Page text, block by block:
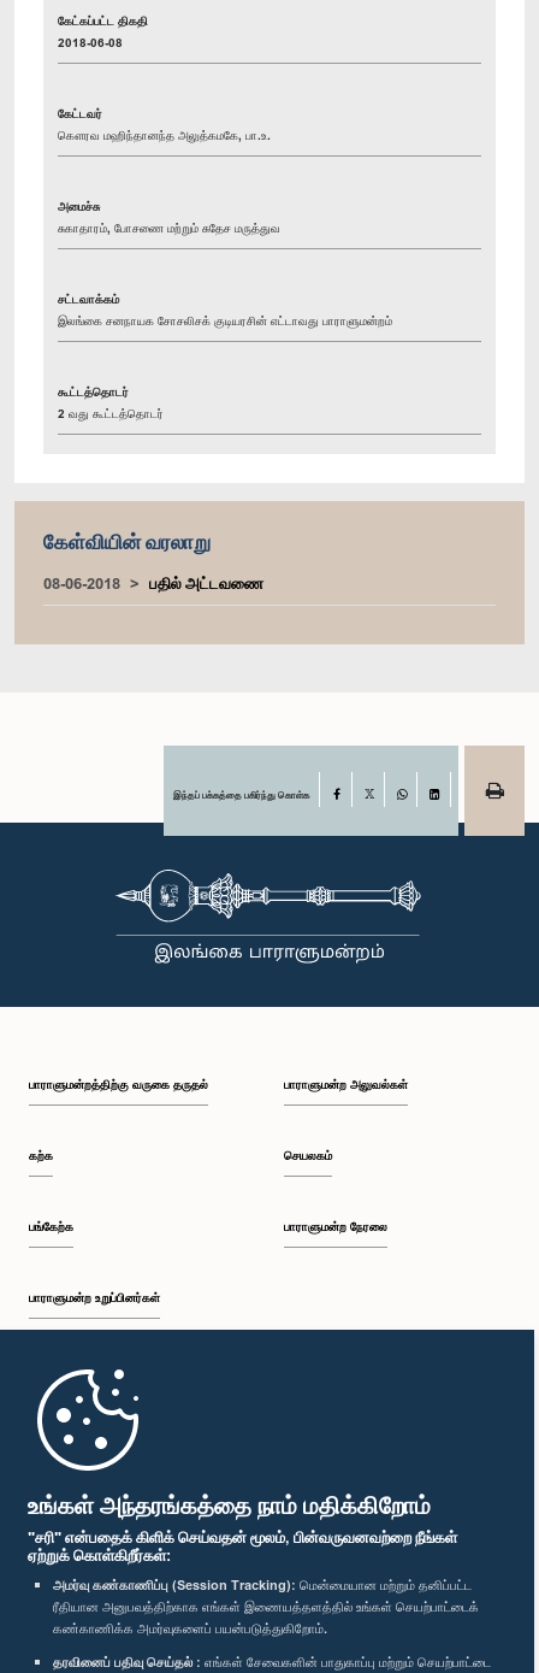
உங்கள் அந்தரங்கத்தை நாம் மதிக்கிறோம்
"சரி" என்பதைக் கிளிக் செய்வதன் மூலம், பின்வருவனவற்றை நீங்கள்
ஏற்றுக் கொள்கிறீர்கள்:
அமர்வு கண்காணிப்பு (Session Tracking): மென்மையான மற்றும் தனிப்பட்ட
ரீதியான அனுபவத்திற்காக எங்கள் இணையத்தளத்தில் உங்கள் செயற்பாட்டைக்
கண்காணிக்க அமர்வுகளைப் பயன்படுத்துகிறோம்.
தரவினைப் பதிவு செய்தல் : எங்கள் சேவைகளின் பாதுகாப்பு மற்றும் செயற்பாட்டை
கேட்கப்பட்ட திகதி
2018-06-08
கேட்டவர்
கௌரவ மஹிந்தானந்த அலுத்கமகே, பா.உ.
அமைச்சு
சுகாதாரம், போசணை மற்றும் சுதேச மருத்துவ
சட்டவாக்கம்
இலங்கை சனநாயக சோசலிசக் குடியரசின் எட்டாவது பாராளுமன்றம்
கூட்டத்தொடர்
2 வது கூட்டத்தொடர்
கேள்வியின் வரலாறு
08-06-2018 பதில் அட்டவணை
இந்தப் பக்கத்தை பகிர்ந்து கொள்க Facebook
பாராளுமன்றத்திற்கு வருகை தருதல்
கற்க
பங்கேற்க
பாராளுமன்ற உறுப்பினர்கள்
முதற்பக்கம்
பாராளுமன்ற அலுவல்கள்
செயலகம்
பாராளுமன்ற நேரலை
பாராளுமன்ற கையடக்க செயலி
எம்மை பின்தொடர்க :